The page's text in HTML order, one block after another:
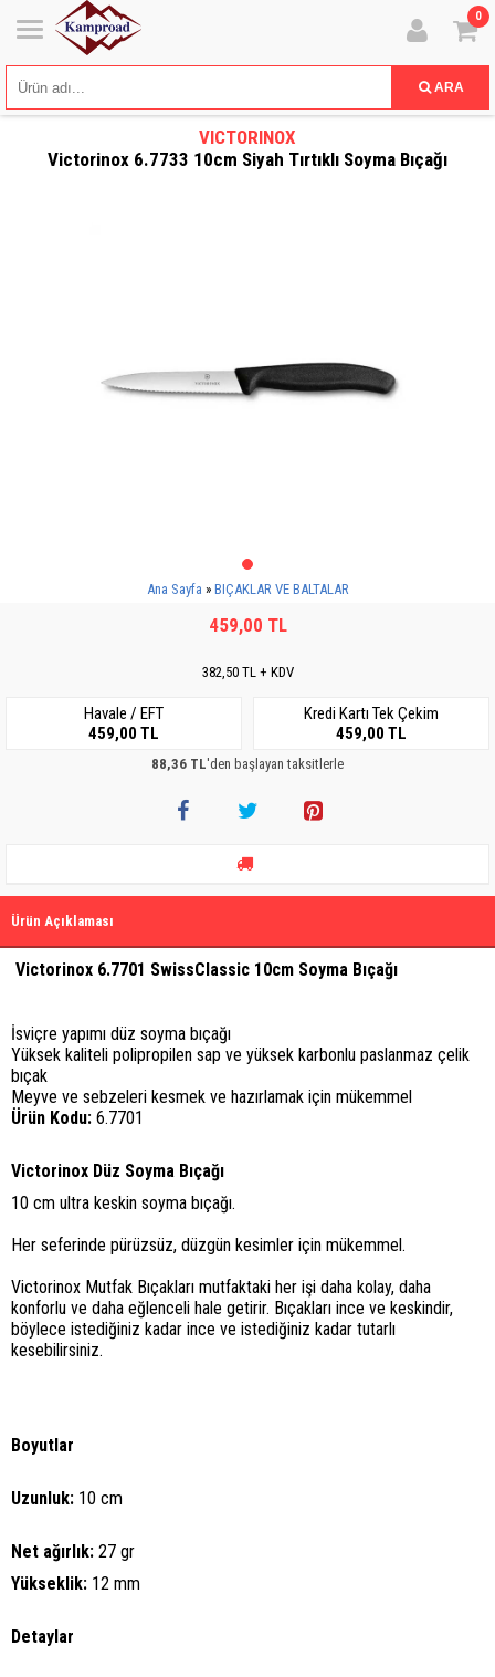
0
ARA
VICTORINOX
Victorinox 6.7733 10cm Siyah Tırtıklı Soyma Bıçağı
Ana Sayfa BIÇAKLAR VE BALTALAR
459,00 TL
382,50 TL + KDV
Havale / EFT
459,00 TL
Kredi Kartı Tek Çekim
459,00 TL
88,36 TL'den başlayan taksitlerle
Ürün Açıklaması
​Victorinox 6.7701 SwissClassic 10cm Soyma Bıçağı
İsviçre yapımı düz soyma bıçağı
Yüksek kaliteli polipropilen sap ve yüksek karbonlu paslanmaz çelik
bıçak
Meyve ve sebzeleri kesmek ve hazırlamak için mükemmel
Ürün Kodu: 6.7701
Victorinox Düz Soyma Bıçağı
10 cm ultra keskin soyma bıçağı.
Her seferinde pürüzsüz, düzgün kesimler için mükemmel.
Victorinox Mutfak Bıçakları mutfaktaki her işi daha kolay, daha
konforlu ve daha eğlenceli hale getirir. Bıçakları ince ve keskindir,
böylece istediğiniz kadar ince ve istediğiniz kadar tutarlı
kesebilirsiniz.
Boyutlar
Uzunluk: 10 cm
Net ağırlık: 27 gr
Yükseklik: 12 mm
Detaylar